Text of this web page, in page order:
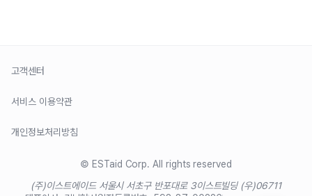
고객센터
서비스 이용약관
개인정보처리방침
© ESTaid Corp. All rights reserved
(주)이스트에이드 서울시 서초구 반포대로 3이스트빌딩 (우)06711